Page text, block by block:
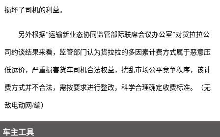
损坏了司机的利益。
另外根据“运输新业态协同监管部际联席会议办公室”对货拉拉公
司约谈结果来看，监管部门认为货拉拉的多因素计费方式属于恶意压
低运价，严重损害货车司机合法权益，扰乱市场公平竞争秩序，该计
费方式并不合法，需按要求进行整改，科学合理确定收费标准。（无
敌电动网/编）
车主工具